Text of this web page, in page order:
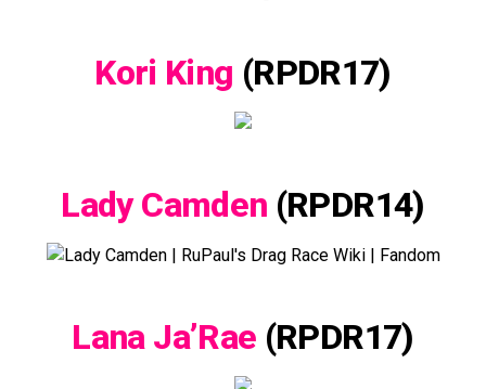
Kori King (RPDR17)
Lady Camden (RPDR14)
Lana Ja’Rae (RPDR17)